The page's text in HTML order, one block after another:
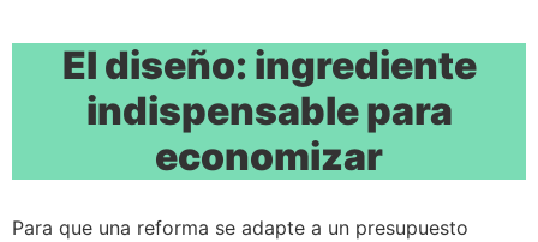
El diseño: ingrediente
indispensable para
economizar
Para que una reforma se adapte a un presupuesto